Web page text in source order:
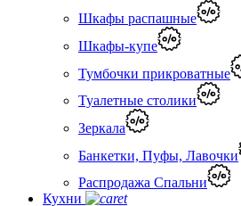
Шкафы распашные
Шкафы-купе
Тумбочки прикроватные
Туалетные столики
Зеркала
Банкетки, Пуфы, Лавочки
Распродажа Спальни
Кухни